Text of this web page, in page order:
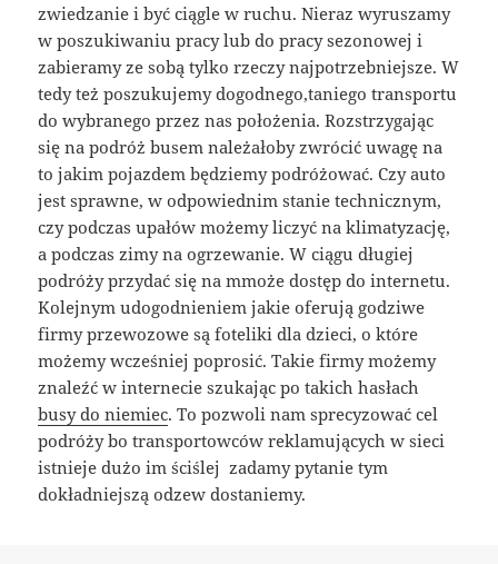
zwiedzanie i być ciągle w ruchu. Nieraz wyruszamy
w poszukiwaniu pracy lub do pracy sezonowej i
zabieramy ze sobą tylko rzeczy najpotrzebniejsze. W
tedy też poszukujemy dogodnego,taniego transportu
do wybranego przez nas położenia. Rozstrzygając
się na podróż busem należałoby zwrócić uwagę na
to jakim pojazdem będziemy podróżować. Czy auto
jest sprawne, w odpowiednim stanie technicznym,
czy podczas upałów możemy liczyć na klimatyzację,
a podczas zimy na ogrzewanie. W ciągu długiej
podróży przydać się na mmoże dostęp do internetu.
Kolejnym udogodnieniem jakie oferują godziwe
firmy przewozowe są foteliki dla dzieci, o które
możemy wcześniej poprosić. Takie firmy możemy
znaleźć w internecie szukając po takich hasłach
busy do niemiec. To pozwoli nam sprecyzować cel
podróży bo transportowców reklamujących w sieci
istnieje dużo im ściślej zadamy pytanie tym
dokładniejszą odzew dostaniemy.